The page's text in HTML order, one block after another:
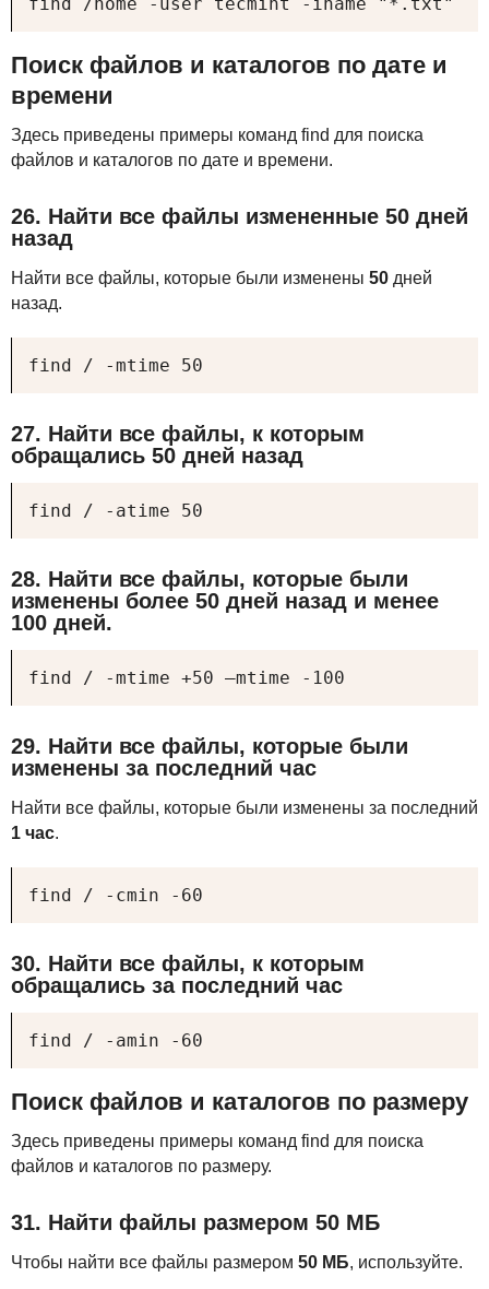
Поиск файлов и каталогов по дате и
времени
Здесь приведены примеры команд find для поиска
файлов и каталогов по дате и времени.
26. Найти все файлы измененные 50 дней
назад
Найти все файлы, которые были изменены 50 дней
назад.
find / -mtime 50
27. Найти все файлы, к которым
обращались 50 дней назад
find / -atime 50
28. Найти все файлы, которые были
изменены более 50 дней назад и менее
100 дней.
find / -mtime +50 –mtime -100
29. Найти все файлы, которые были
изменены за последний час
Найти все файлы, которые были изменены за последний
1 час.
find / -cmin -60
30. Найти все файлы, к которым
обращались за последний час
find / -amin -60
Поиск файлов и каталогов по размеру
Здесь приведены примеры команд find для поиска
файлов и каталогов по размеру.
31. Найти файлы размером 50 МБ
Чтобы найти все файлы размером 50 МБ, используйте.